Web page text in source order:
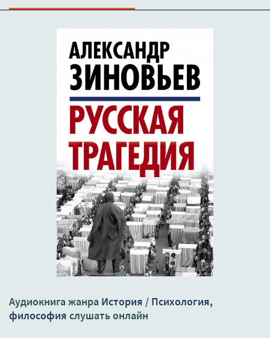
Аудиокнига жанра История / Психология,
философия слушать онлайн